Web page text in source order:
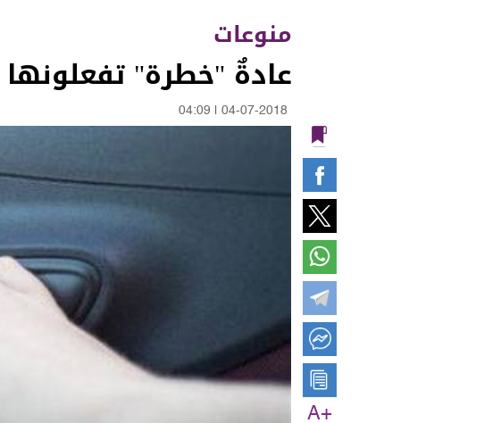
منوعات
عادةٌ "خطرة" تفعلونها
04-07-2018
04:09
A+